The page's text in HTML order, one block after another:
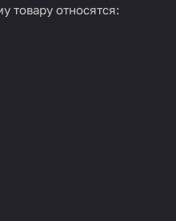
товару относятся: